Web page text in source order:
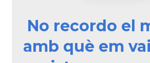
No recordo el
amb què em